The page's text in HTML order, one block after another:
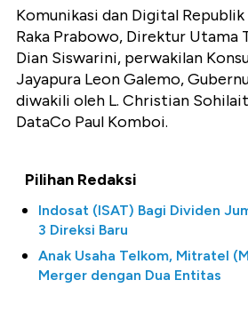
Komunikasi dan Digital
Raka Prabowo, Direktur Utama
Dian Siswarini, perwakilan
Jayapura Leon Galemo,
diwakili oleh L. Christian
DataCo Paul Komboi.
Pilihan Redaksi
Indosat (ISAT) Bagi Dividen
3 Direksi Baru
Anak Usaha Telkom, Mitratel
Merger dengan Dua Entitas